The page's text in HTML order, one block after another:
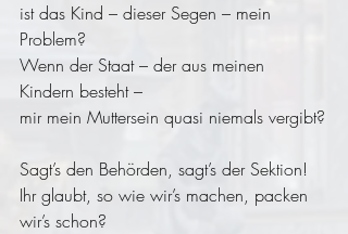
ist das Kind – dieser Segen – mein
Problem?
Wenn der Staat – der aus meinen
Kindern besteht –
mir mein Muttersein quasi niemals vergibt?
Sagt’s den Behörden, sagt’s der Sektion!
Ihr glaubt, so wie wir’s machen, packen
wir’s schon?